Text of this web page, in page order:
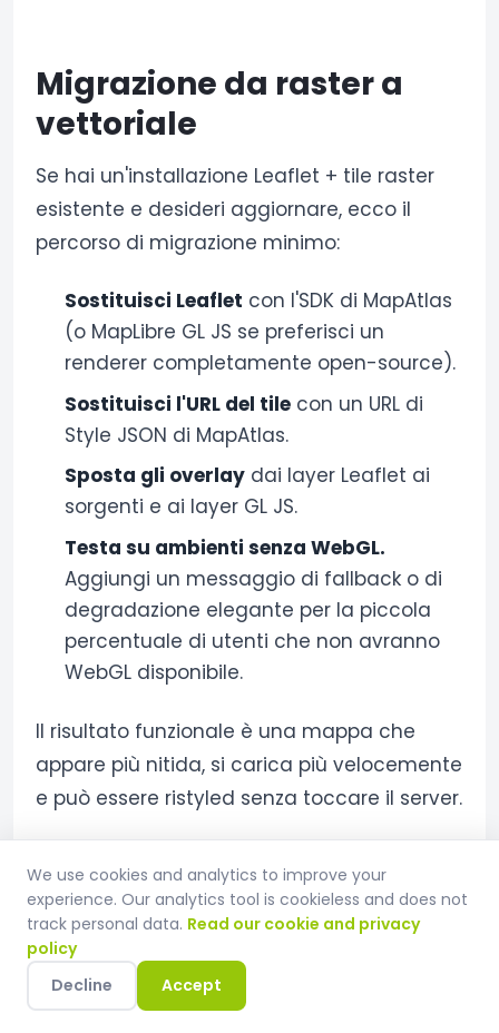
Migrazione da raster a
vettoriale
Se hai un'installazione Leaflet + tile raster
esistente e desideri aggiornare, ecco il
percorso di migrazione minimo:
Sostituisci Leaflet con l'SDK di MapAtlas
(o MapLibre GL JS se preferisci un
renderer completamente open-source).
Sostituisci l'URL del tilecon un URL di
Style JSON di MapAtlas.
Sposta gli overlaydai layer Leaflet ai
sorgenti e ai layer GL JS.
Testa su ambienti senza WebGL.
Aggiungi un messaggio di fallback o di
degradazione elegante per la piccola
percentuale di utenti che non avranno
WebGL disponibile.
Il risultato funzionale è una mappa che
appare più nitida, si carica più velocemente
e può essere ristyled senza toccare il server.
marcatori, popup, ricerca di indirizzi e
integrazione React su una base di tile
vettoriale, consultaCome aggiungere
mappe interattive al tuo sito web
We use cookies and analytics to improve your
experience. Our analytics tool is cookieless and does not
track personal data. Read our cookie and privacy
policy
Decline
Accept